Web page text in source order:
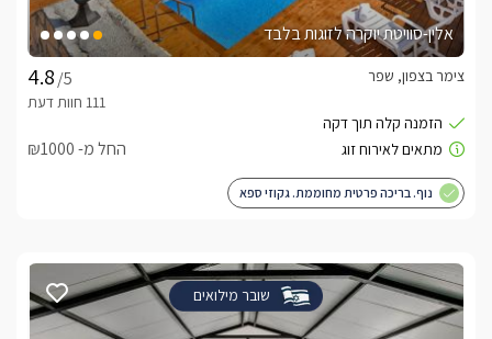
אלין-סוויטת יוקרה לזוגות בלבד
/5
צימר בצפון, שפר
החל מ- ₪1000
נוף. בריכה פרטית מחוממת. גקוזי ספא
שובר מילואים